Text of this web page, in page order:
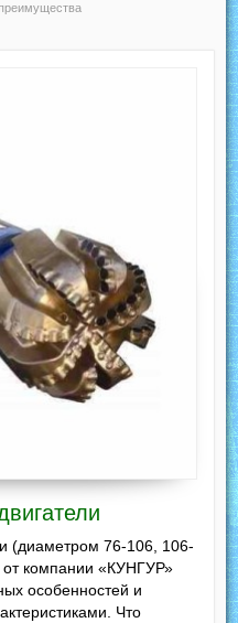
(диаметром 76-106, 106-
компании «КУНГУР»
особенностей и
Что